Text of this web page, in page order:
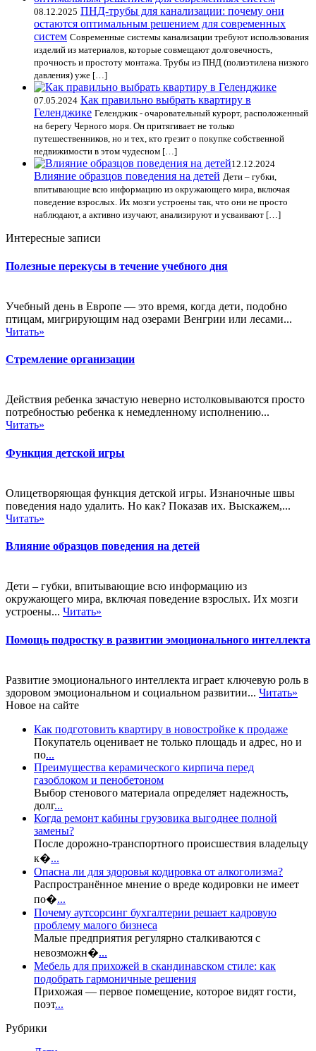
08.12.2025 ПНД-трубы для канализации: почему они
остаются оптимальным решением для современных
систем Современные системы канализации требуют использования
изделий из материалов, которые совмещают долговечность,
прочность и простоту монтажа. Трубы из ПНД (полиэтилена низкого
давления) уже […]
07.05.2024 Как правильно выбрать квартиру в
Геленджике Геленджик - очаровательный курорт, расположенный
на берегу Черного моря. Он притягивает не только
путешественников, но и тех, кто грезит о покупке собственной
недвижимости в этом чудесном […]
12.12.2024
Влияние образцов поведения на детей Дети – губки,
впитывающие всю информацию из окружающего мира, включая
поведение взрослых. Их мозги устроены так, что они не просто
наблюдают, а активно изучают, анализируют и усваивают […]
Интересные записи
Полезные перекусы в течение учебного дня
Учебный день в Европе — это время, когда дети, подобно
птицам, мигрирующим над озерами Венгрии или лесами...
Читать»
Стремление организации
Действия ребенка зачастую неверно истолковываются просто
потребностью ребенка к немедленному исполнению...
Читать»
Функция детской игры
Олицетворяющая функция детской игры. Изнаночные швы
поведения надо удалить. Но как? Показав их. Выскажем,...
Читать»
Влияние образцов поведения на детей
Дети – губки, впитывающие всю информацию из
окружающего мира, включая поведение взрослых. Их мозги
устроены... Читать»
Помощь подростку в развитии эмоционального интеллекта
Развитие эмоционального интеллекта играет ключевую роль в
здоровом эмоциональном и социальном развитии... Читать»
Новое на сайте
Как подготовить квартиру в новостройке к продаже
Покупатель оценивает не только площадь и адрес, но и
по...
Преимущества керамического кирпича перед
газоблоком и пенобетоном
Выбор стенового материала определяет надежность,
долг...
Когда ремонт кабины грузовика выгоднее полной
замены?
После дорожно-транспортного происшествия владельцу
к�...
Опасна ли для здоровья кодировка от алкоголизма?
Распространённое мнение о вреде кодировки не имеет
по�...
Почему аутсорсинг бухгалтерии решает кадровую
проблему малого бизнеса
Малые предприятия регулярно сталкиваются с
невозможн�...
Мебель для прихожей в скандинавском стиле: как
подобрать гармоничные решения
Прихожая — первое помещение, которое видят гости,
поэт...
Рубрики